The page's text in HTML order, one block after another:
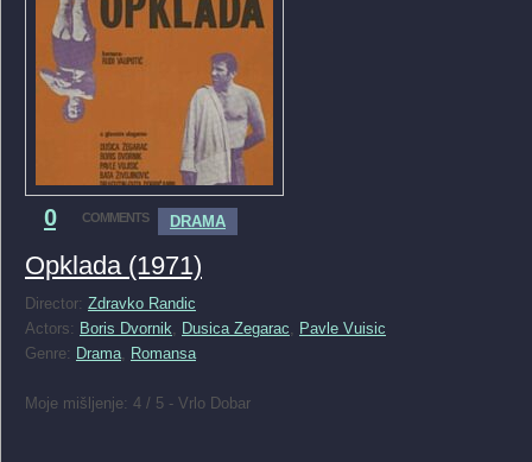
0 COMMENTS DRAMA
Opklada (1971)
Director: Zdravko Randic
Actors: Boris Dvornik, Dusica Zegarac, Pavle Vuisic
Genre: Drama, Romansa
Moje mišljenje: 4 / 5 - Vrlo Dobar